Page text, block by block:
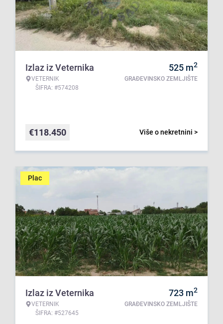
Izlaz iz Veternika
VETERNIK
ŠIFRA: #574208
525 m2
GRAĐEVINSKO ZEMLJIŠTE
Više o nekretnini >
€118.450
Plac
Izlaz iz Veternika
VETERNIK
ŠIFRA: #527645
723 m2
GRAĐEVINSKO ZEMLJIŠTE